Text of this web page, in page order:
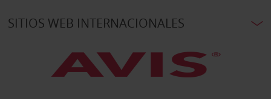
SITIOS WEB INTERNACIONALES